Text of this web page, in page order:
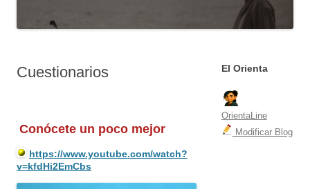
Cuestionarios
Conócete un poco mejor
https://www.youtube.com/watch?
v=kfdHi2EmCbs
El Orienta
OrientaLine
Modificar Blog